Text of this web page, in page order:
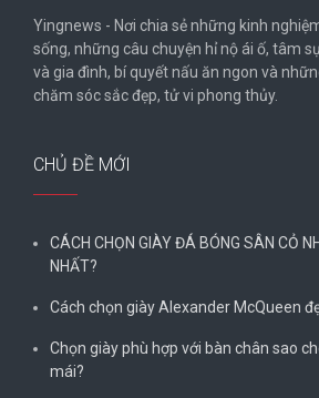
Yingnews - Nơi chia sẻ những kinh
sống, những câu chuyện hỉ nộ ái ố, tâm
và gia đình, bí quyết nấu ăn ngon và
chăm sóc sắc đẹp, tử vi phong thủy.
CHỦ ĐỀ MỚI
CÁCH CHỌN GIÀY ĐÁ BÓNG SÂN CỎ
NHẤT?
Cách chọn giày Alexander McQueen
Chọn giày phù hợp với bàn chân sao
mái?